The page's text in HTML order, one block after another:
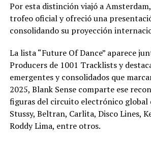
Por esta distinción viajó a
trofeo oficial y ofreció una
consolidando su proyección
La lista “Future Of Dance” aparece
Producers de 1001 Tracklists y
emergentes y consolidados que
2025, Blank Sense comparte ese
figuras del circuito electrónico global
Stussy, Beltran, Carlita, Disco Lines,
Roddy Lima, entre otros.